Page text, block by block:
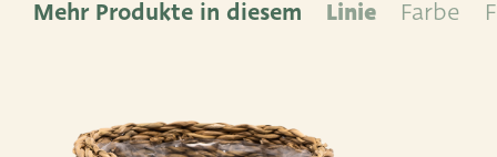
Mehr Produkte in diesem Linie Farbe